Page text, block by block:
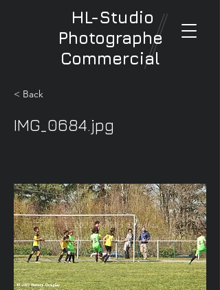
HL-Studio
Photographe
Commercial
< Back
IMG_0684.jpg